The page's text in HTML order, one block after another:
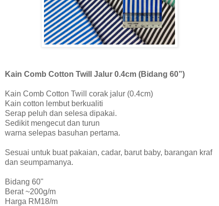
Kain Comb Cotton Twill Jalur 0.4cm (Bidang 60”)
Kain Comb Cotton Twill corak jalur (0.4cm)
Kain cotton lembut berkualiti
Serap peluh dan selesa dipakai.
Sedikit mengecut dan turun
warna selepas basuhan pertama.
Sesuai untuk buat pakaian, cadar, barut baby, barangan kraf
dan seumpamanya.
Bidang 60"
Berat ~200g/m
Harga RM18/m